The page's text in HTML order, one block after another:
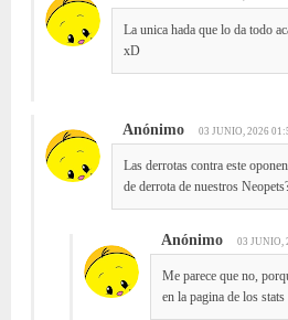
La unica hada que lo da todo
xD
Anónimo 03 JUNIO, 2026
Las derrotas contra este
de derrota de nuestros
Anónimo 03 JUNIO,
Me parece que no,
en la pagina de los stats